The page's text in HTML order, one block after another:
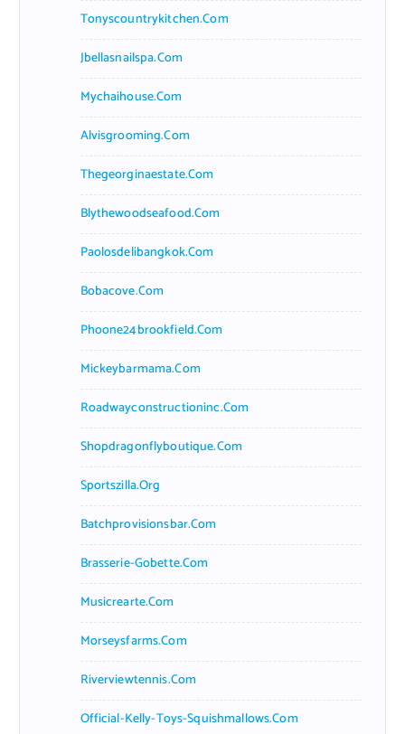
Tonyscountrykitchen.com
Jbellasnailspa.com
Mychaihouse.com
Alvisgrooming.com
Thegeorginaestate.com
Blythewoodseafood.com
Paolosdelibangkok.com
Bobacove.com
Phoone24brookfield.com
Mickeybarmama.com
Roadwayconstructioninc.com
Shopdragonflyboutique.com
Sportszilla.org
Batchprovisionsbar.com
Brasserie-Gobette.com
Musicrearte.com
Morseysfarms.com
Riverviewtennis.com
Official-Kelly-Toys-Squishmallows.com